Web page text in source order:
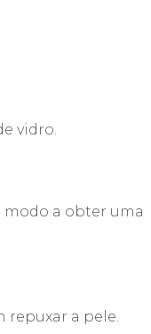
vidro.
a obter uma
repuxar a pele.